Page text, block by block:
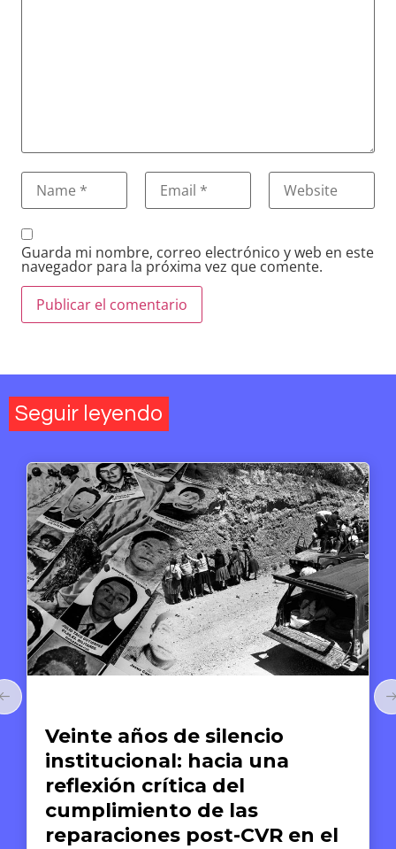
Guarda mi nombre, correo electrónico y web en este
navegador para la próxima vez que comente.
Seguir leyendo
el
El arte de compartir:
Anthony Bourdain y la
gastronomía como
para el reconocimiento
dignidad humana